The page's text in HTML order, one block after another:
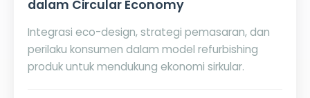
dalam Circular Economy
Integrasi eco-design, strategi pemasaran, dan
perilaku konsumen dalam model refurbishing
produk untuk mendukung ekonomi sirkular.